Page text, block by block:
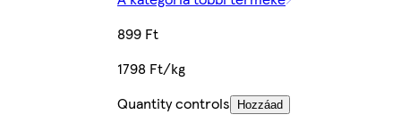
899 Ft
1798 Ft/kg
Quantity controls
Hozzáad